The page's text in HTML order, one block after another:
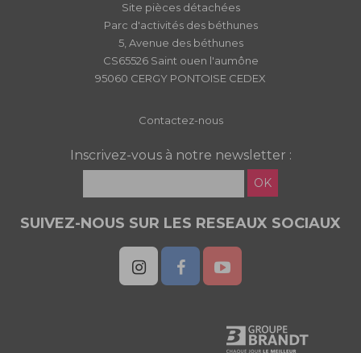
Site pièces détachées
Parc d'activités des béthunes
5, Avenue des béthunes
CS65526 Saint ouen l'aumône
95060 CERGY PONTOISE CEDEX
Contactez-nous
Inscrivez-vous à notre newsletter :
OK
SUIVEZ-NOUS SUR LES RESEAUX SOCIAUX